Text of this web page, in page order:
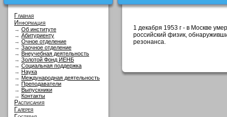
Главная
Информация
→ Об институте
→ Абитуриенту
→ Очное отделение
→ Заочное отделение
→ Внеучебная деятельность
→ Золотой Фонд ИЕНБ
→ Социальная поддержка
→ Наука
→ Международная деятельность
→ Преподаватели
→ Выпускники
→ Контакты
Расписания
Галерея
1 декабря 1953 г - в Москве
российский физик,
резонанса.